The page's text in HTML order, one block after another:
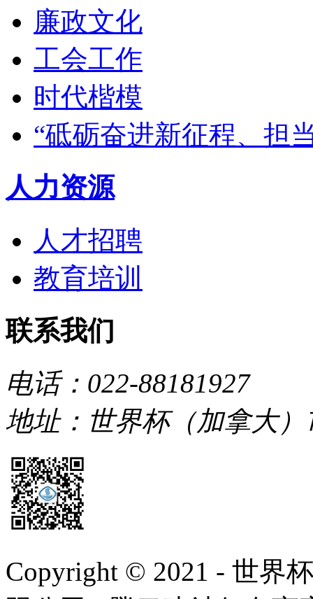
廉政文化
工会工作
时代楷模
“砥砺奋进新征程、担
人力资源
人才招聘
教育培训
联系我们
电话：022-88181927
地址：世界杯（加拿大
Copyright © 2021 - 世界